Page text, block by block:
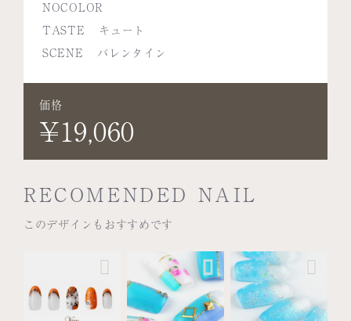
NOCOLOR
TASTE
キュート
SCENE
バレンタイン
価格
¥19,060
RECOMENDED NAIL
このデザインもおすすめです